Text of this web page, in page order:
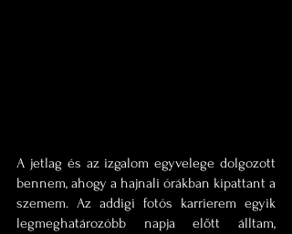
A jetlag és az izgalom egyvelege dolgozott
bennem, ahogy a hajnali órákban kipattant a
szemem. Az addigi fotós karrierem egyik
legmeghatározóbb napja előtt álltam,